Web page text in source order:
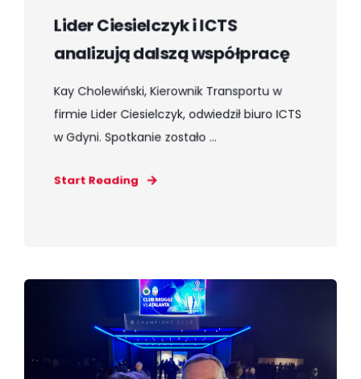
Lider Ciesielczyk i ICTS
analizują dalszą współpracę
Kay Cholewiński, Kierownik Transportu w
firmie Lider Ciesielczyk, odwiedził biuro ICTS
w Gdyni. Spotkanie zostało ...
Start Reading